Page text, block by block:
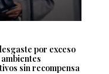
por exceso
sin recompensa